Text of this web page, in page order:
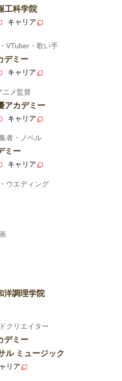
工科学院
キャリア
VTuber・歌い手
デミー
キャリア
ニメ監督
アカデミー
キャリア
者・ノベル
ミー
キャリア
ウエディング
洋調理学院
クリエイター
デミー
ル ミュージック
リア